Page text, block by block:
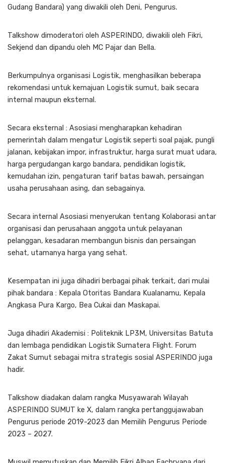
Gudang Bandara) yang diwakili oleh Deni, Pengurus.
Talkshow dimoderatori oleh ASPERINDO, diwakili oleh Fikri,
Sekjend dan dipandu oleh MC Pajar dan Bella.
Berkumpulnya organisasi Logistik, menghasilkan beberapa
rekomendasi untuk kemajuan Logistik sumut, baik secara
internal maupun eksternal.
Secara eksternal : Asosiasi mengharapkan kehadiran
pemerintah dalam mengatur Logistik seperti soal pajak, pungli
jalanan, kebijakan impor, infrastruktur, harga surat muat udara,
harga pergudangan kargo bandara, pendidikan logistik,
kemudahan izin, pengaturan tarif batas bawah, persaingan
usaha perusahaan asing, dan sebagainya.
Secara internal Asosiasi menyerukan tentang Kolaborasi antar
organisasi dan perusahaan anggota untuk pelayanan
pelanggan, kesadaran membangun bisnis dan persaingan
sehat, utamanya harga yang sehat.
Kesempatan ini juga dihadiri berbagai pihak terkait, dari mulai
pihak bandara : Kepala Otoritas Bandara Kualanamu, Kepala
Angkasa Pura Kargo, Bea Cukai dan Maskapai.
Juga dihadiri Akademisi : Politeknik LP3M, Universitas Batuta
dan lembaga pendidikan Logistik Sumatera Flight. Forum
Zakat Sumut sebagai mitra strategis sosial ASPERINDO juga
hadir.
Talkshow diadakan dalam rangka Musyawarah Wilayah
ASPERINDO SUMUT ke X, dalam rangka pertanggujawaban
Pengurus periode 2019-2023 dan Memilih Pengurus Periode
2023 – 2027.